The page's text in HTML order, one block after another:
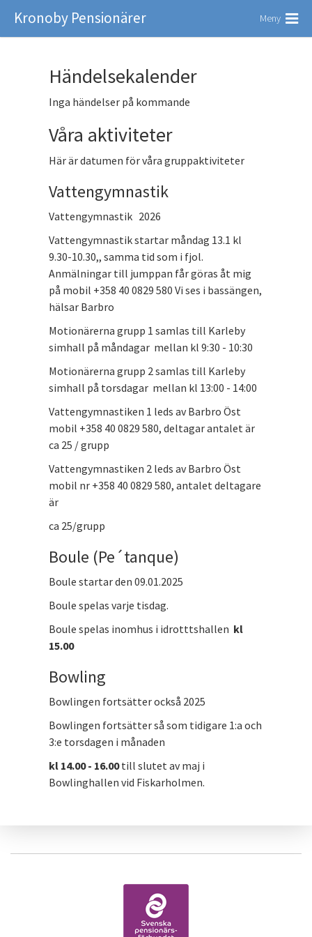
Kronoby Pensionärer Meny
Händelsekalender
Inga händelser på kommande
Våra aktiviteter
Här är datumen för våra gruppaktiviteter
Vattengymnastik
Vattengymnastik 2026
Vattengymnastik startar måndag 13.1 kl
9.30-10.30,, samma tid som i fjol.
Anmälningar till jumppan får göras åt mig
på mobil +358 40 0829 580 Vi ses i bassängen,
hälsar Barbro
Motionärerna grupp 1 samlas till Karleby
simhall på måndagar mellan kl 9:30 - 10:30
Motionärerna grupp 2 samlas till Karleby
simhall på torsdagar mellan kl 13:00 - 14:00
Vattengymnastiken 1 leds av Barbro Öst
mobil +358 40 0829 580, deltagar antalet är
ca 25 / grupp
Vattengymnastiken 2 leds av Barbro Öst
mobil nr +358 40 0829 580, antalet deltagare
är
ca 25/grupp
Boule (Pe´tanque)
Boule startar den 09.01.2025
Boule spelas varje tisdag.
Boule spelas inomhus i idrotttshallen kl
15.00
Bowling
Bowlingen fortsätter också 2025
Bowlingen fortsätter så som tidigare 1:a och
3:e torsdagen i månaden
kl 14.00 - 16.00till slutet av maj i
Bowlinghallen vid Fiskarholmen.